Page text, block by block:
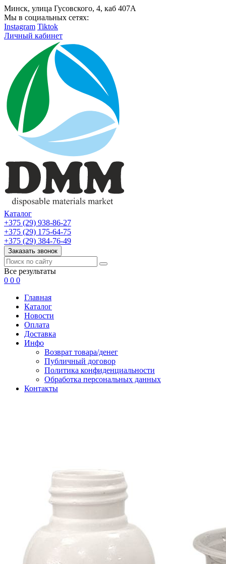
Минск, улица Гусовского, 4, каб 407А
Мы в социальных сетях:
Instagram Tiktok
Личный кабинет
Каталог
+375 (29) 938-86-27
+375 (29) 175-64-75
+375 (29) 384-76-49
Заказать звонок
Все результаты
0 0 0
Главная
Каталог
Новости
Оплата
Доставка
Инфо
Возврат товара/денег
Публичный договор
Политика конфиденциальности
Обработка персональных данных
Контакты